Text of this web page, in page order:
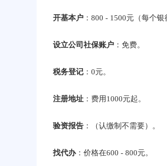
开基本户 ：800 - 1500元（每个银
设立公司社保账户 ：免费。
税务登记 ：0元。
注册地址 ：费用1000元起。
验资报告 ：（认缴制不需要）。
找代办：价格在600 - 800元。